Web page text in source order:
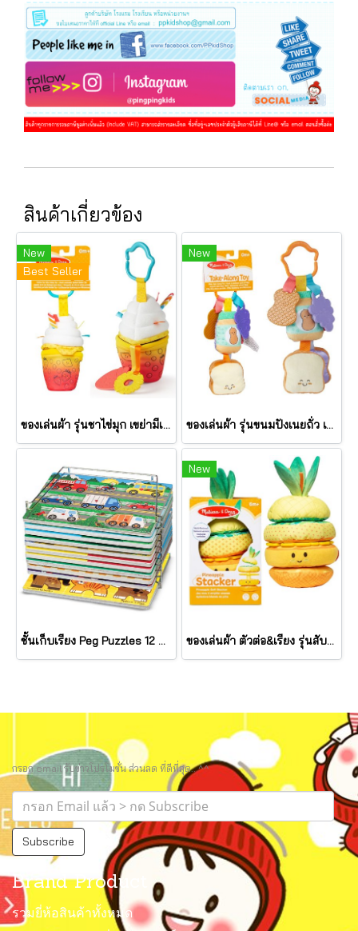
สินค้าเกี่ยวข้อง
New
Best Seller
ของเล่นผ้า รุ่นชาไข่มุก เขย่ามีเสียง Bubble Tea Take Along Toy รุ่น 30744 ยี่ห้อ Melissa & Doug
New
ของเล่นผ้า รุ่นขนมปังเนยถั่ว เขย่ามีเสียง PB&J Take Along Toy รุ่น 30742 ยี่ห้อ Melissa & Doug
ชั้นเก็บเรียง Peg Puzzles 12 แผ่น Wire Puzzle-Storage Rack รุ่น 1018 ยี่ห้อ Melissa & Doug (นำเข้า USA)
New
ของเล่นผ้า ตัวต่อ&เรียง รุ่นสับปะรด เขย่ามีเสียง Pineapple Stacker รุ่น 30743 ยี่ห้อ Melissa & Doug
กรอก email รับข่าวโปรโมชั่น ส่วนลด ที่ดีที่สุด.. ^^
Subscribe
Brand Product
รวมยี่ห้อสินค้าทั้งหมด